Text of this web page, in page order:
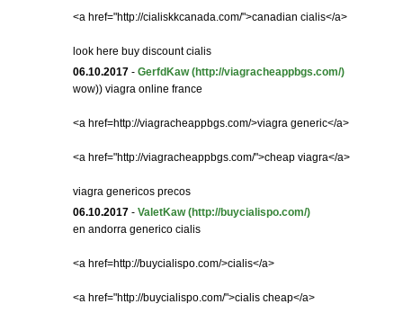
<a href="http://cialiskkcanada.com/">canadian cialis</a>
look here buy discount cialis
06.10.2017 - GerfdKaw (http://viagracheappbgs.com/)
wow)) viagra online france
<a href=http://viagracheappbgs.com/>viagra generic</a>
<a href="http://viagracheappbgs.com/">cheap viagra</a>
viagra genericos precos
06.10.2017 - ValetKaw (http://buycialispo.com/)
en andorra generico cialis
<a href=http://buycialispo.com/>cialis</a>
<a href="http://buycialispo.com/">cialis cheap</a>